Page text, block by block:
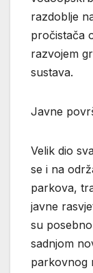
razdoblje
pročistača
razvojem
sustava.
Javne
Velik dio
se i na
parkova,
javne
su
sadnjom
parkovnog